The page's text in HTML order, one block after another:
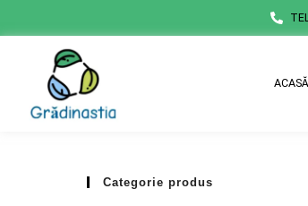
ACASĂ
Categorie produs